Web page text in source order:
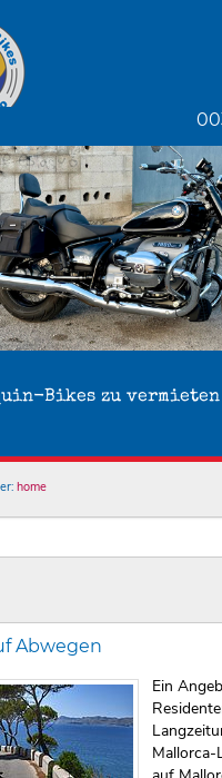
Bikes zu vermieten
home
Abwegen
Ein
Mallorca-